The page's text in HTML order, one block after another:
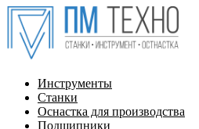
Инструменты
Станки
Оснастка для производства
Подшипники